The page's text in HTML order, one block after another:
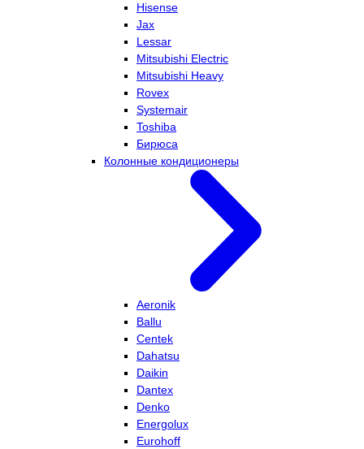
Hisense
Jax
Lessar
Mitsubishi Electric
Mitsubishi Heavy
Rovex
Systemair
Toshiba
Бирюса
Колонные кондиционеры
Aeronik
Ballu
Centek
Dahatsu
Daikin
Dantex
Denko
Energolux
Eurohoff